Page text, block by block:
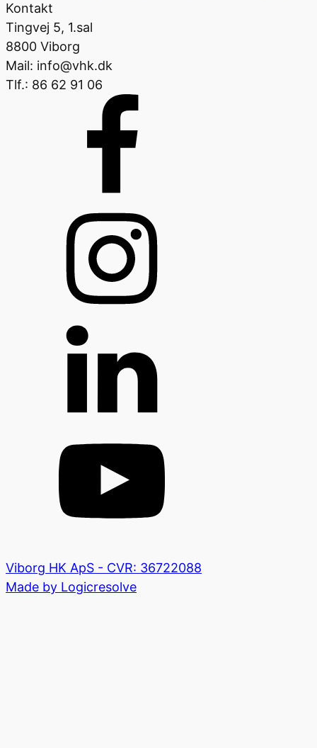
Kontakt
Tingvej 5, 1.sal
8800 Viborg
Mail: info@vhk.dk
Tlf.: 86 62 91 06
Viborg HK ApS - CVR: 36722088
Made by Logicresolve